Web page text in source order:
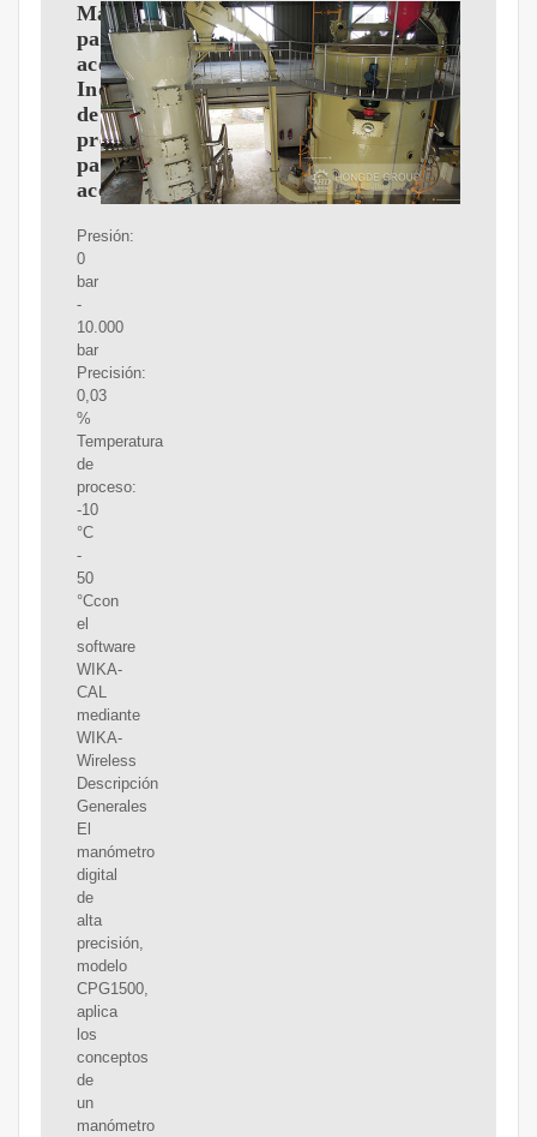
Manómetro
para
aceite,
Indicador
de
presión
para
aceite
Presión:
0
bar
-
10.000
bar
Precisión:
0,03
%
Temperatura
de
proceso:
-10
°C
-
50
°Ccon
el
software
WIKA-
CAL
mediante
WIKA-
Wireless
Descripción
Generales
El
manómetro
digital
de
alta
precisión,
modelo
CPG1500,
aplica
los
conceptos
de
un
manómetro